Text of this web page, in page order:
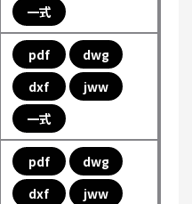
一式
pdf
dwg
dxf
jww
一式
pdf
dwg
dxf
jww